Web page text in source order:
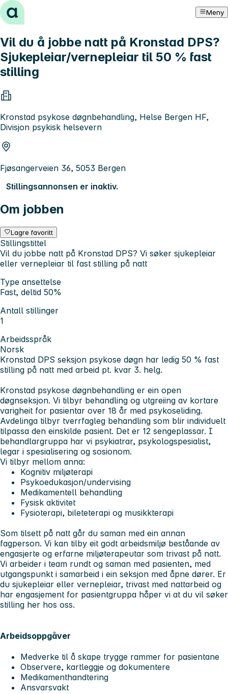
Hopp til innhold Meny
Vil du å jobbe natt på Kronstad DPS?
Sjukepleiar/vernepleiar til 50 % fast
stilling
Kronstad psykose døgnbehandling, Helse Bergen HF,
Divisjon psykisk helsevern
Fjøsangerveien 36, 5053 Bergen
Stillingsannonsen er inaktiv.
Om jobben
Lagre favoritt
Stillingstittel
Vil du jobbe natt på Kronstad DPS? Vi søker sjukepleiar
eller vernepleiar til fast stilling på natt
Type ansettelse
Fast, deltid 50%
Antall stillinger
1
Arbeidsspråk
Norsk
Kronstad DPS seksjon psykose døgn har ledig 50 % fast
stilling på natt med arbeid pt. kvar 3. helg.
Kronstad psykose døgnbehandling er ein open
døgnseksjon. Vi tilbyr behandling og utgreiing av kortare
varigheit for pasientar over 18 år med psykoseliding.
Avdelinga tilbyr tverrfagleg behandling som blir individuelt
tilpassa den einskilde pasient. Det er 12 sengeplassar. I
behandlargruppa har vi psykiatrar, psykologspesialist,
legar i spesialisering og sosionom.
Vi tilbyr mellom anna:
Kognitiv miljøterapi
Psykoedukasjon/undervising
Medikamentell behandling
Fysisk aktivitet
Fysioterapi, bileteterapi og musikkterapi
Som tilsett på natt går du saman med ein annan
fagperson. Vi kan tilby eit godt arbeidsmiljø beståande av
engasjerte og erfarne miljøterapeutar som trivast på natt.
Vi arbeider i team rundt og saman med pasienten, med
utgangspunkt i samarbeid i ein seksjon med åpne dører. Er
du sjukepleiar eller vernepleiar, trivast med nattarbeid og
har engasjement for pasientgruppa håper vi at du vil søker
stilling her hos oss.
Arbeidsoppgåver
Medverke til å skape trygge rammer for pasientane
Observere, kartleggje og dokumentere
Medikamenthandtering
Ansvarsvakt